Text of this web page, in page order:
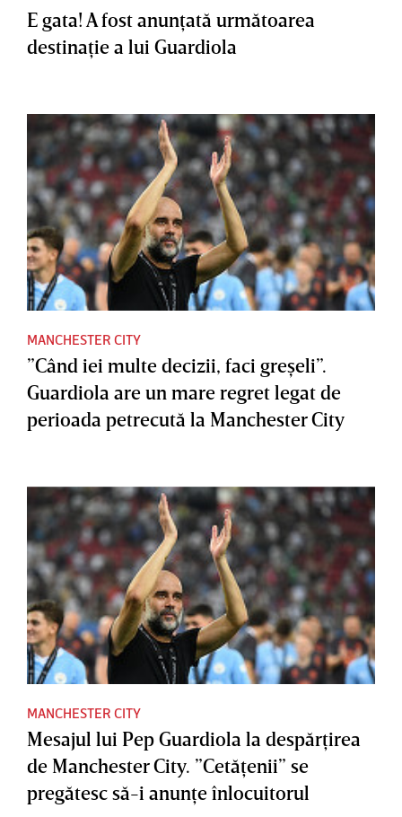
E gata! A fost anunţată următoarea
destinaţie a lui Guardiola
MANCHESTER CITY
”Când iei multe decizii, faci greşeli”.
Guardiola are un mare regret legat de
perioada petrecută la Manchester City
MANCHESTER CITY
Mesajul lui Pep Guardiola la despărţirea
de Manchester City. ”Cetăţenii” se
pregătesc să-i anunţe înlocuitorul